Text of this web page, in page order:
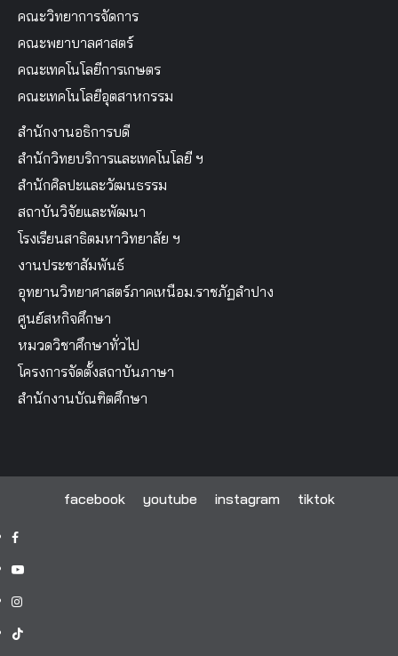
คณะวิทยาการจัดการ
คณะพยาบาลศาสตร์
คณะเทคโนโลยีการเกษตร
คณะเทคโนโลยีอุตสาหกรรม
สำนักงานอธิการบดี
สำนักวิทยบริการและเทคโนโลยี ฯ
สำนักศิลปะและวัฒนธรรม
สถาบันวิจัยและพัฒนา
โรงเรียนสาธิตมหาวิทยาลัย ฯ
งานประชาสัมพันธ์
อุทยานวิทยาศาสตร์ภาคเหนือม.ราชภัฏลำปาง
ศูนย์สหกิจศึกษา
หมวดวิชาศึกษาทั่วไป
โครงการจัดตั้งสถาบันภาษา
สำนักงานบัณฑิตศึกษา
facebook youtube instagram tiktok
facebook
youtube
instagram
tiktok